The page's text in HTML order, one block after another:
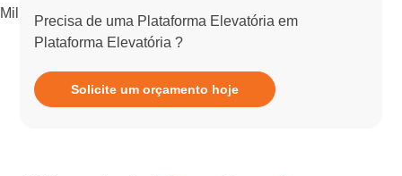
Precisa de uma Plataforma Elevatória em
Plataforma Elevatória ?
Solicite um orçamento hoje